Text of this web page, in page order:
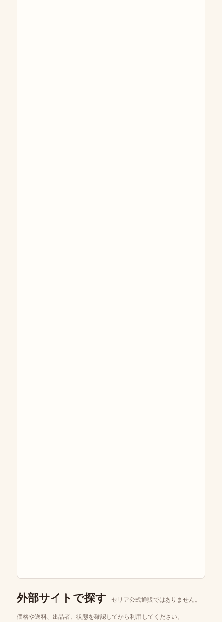
外部サイトで探す セリア公式通販ではありません。
価格や送料、出品者、状態を確認してから利用してください。